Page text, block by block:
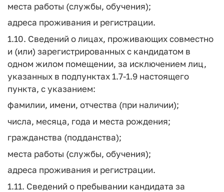
места работы (службы, обучения);
адреса проживания и регистрации.
1.10. Сведений о лицах, проживающих совместно
и (или) зарегистрированных с кандидатом в
одном жилом помещении, за исключением лиц,
указанных в подпунктах 1.7-1.9 настоящего
пункта, с указанием:
фамилии, имени, отчества (при наличии);
числа, месяца, года и места рождения;
гражданства (подданства);
места работы (службы, обучения);
адреса проживания и регистрации.
1.11. Сведений о пребывании кандидата за